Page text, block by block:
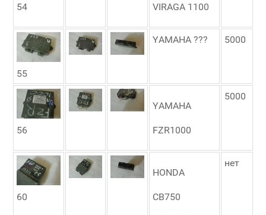
54 VIRAGA 1100
55
YAMAHA ??? 5000
56
YAMAHA
FZR1000
5000
60
HONDA
CB750
нет